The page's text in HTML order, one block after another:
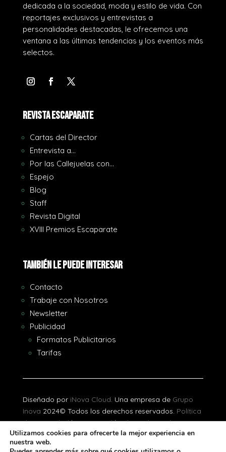
dedicada a la sociedad, moda y estilo de vida. Con
reportajes exclusivos y entrevistas a
personalidades destacadas, le ofrecemos una
ventana a las últimas tendencias y los eventos más
selectos.
REVISTA ESCAPARATE
Cartas del Director
Entrevista a…
Por las Callejuelas con…
Espejo
Blog
Staff
Revista Digital
XVIII Premios Escaparate
También le puede interesar
Contacto
Trabaje con Nosotros
Newsletter
Publicidad
Formatos Publicitarios
Tarifas
Diseñado por iNova Cloud. Una empresa de Grupo
Inova 2024© Todos los derechos reservados. Política
de Privacidad|Aviso Legal|Política de Cookies
[gtranslate]
Utilizamos cookies para ofrecerte la mejor experiencia en
nuestra web.